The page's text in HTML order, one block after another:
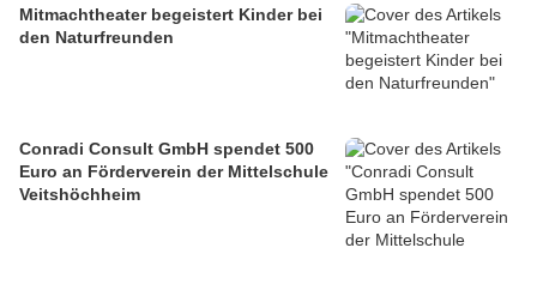
Mitmachtheater begeistert Kinder bei
den Naturfreunden
Conradi Consult GmbH spendet 500
Euro an Förderverein der Mittelschule
Veitshöchheim